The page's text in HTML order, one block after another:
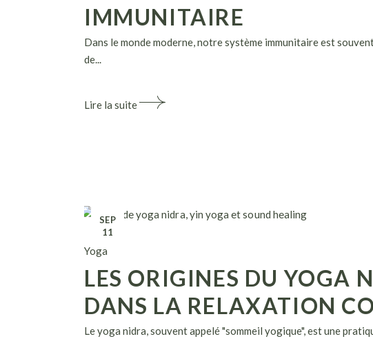
IMMUNITAIRE
Dans le monde moderne, notre système immunitaire est
de...
Lire la suite
SEP
11
Yoga
LES ORIGINES DU YOGA
DANS LA RELAXATION
Le yoga nidra, souvent appelé "sommeil yogique", est une